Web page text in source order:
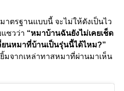
ตรฐานแบบนี้ จะไม่ให้ดังเป็นไว
ซวว่า “หมาบ้านฉันยังไม่เคยเช็ด
ยนหมาที่บ้านเป็นรุ่นนี้ได้ไหม?”
ยิ้มจากเหล่าทาสหมาที่ผ่านมาเห็น